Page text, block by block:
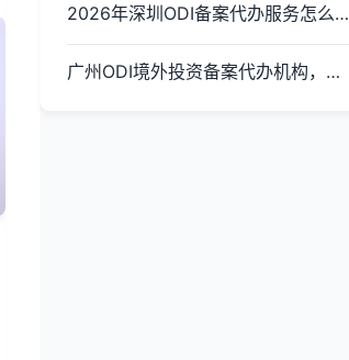
2026年深圳ODI备案代办服务怎么选？资质、时效与保障评估指南
广州ODI境外投资备案代办机构，企业出海必看｜广州市金兔国际商务咨询有限公司